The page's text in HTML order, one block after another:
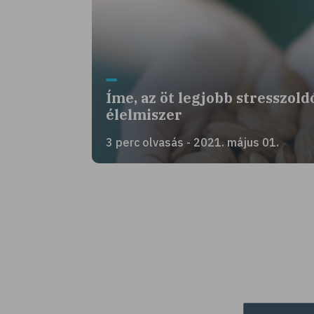
Íme, az öt legjobb
élelmiszer
3 perc olvasás - 2021. május 01.